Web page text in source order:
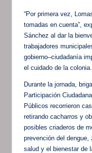
“Por primera vez,
tomadas en cuenta”,
Sánchez al dar la
trabajadores
gobierno–ciudadanía
el cuidado de la colonia.
Durante la jornada,
Participación
Públicos recorrieron
retirando cacharros y
posibles criaderos de
prevención del
salud y el bienestar de